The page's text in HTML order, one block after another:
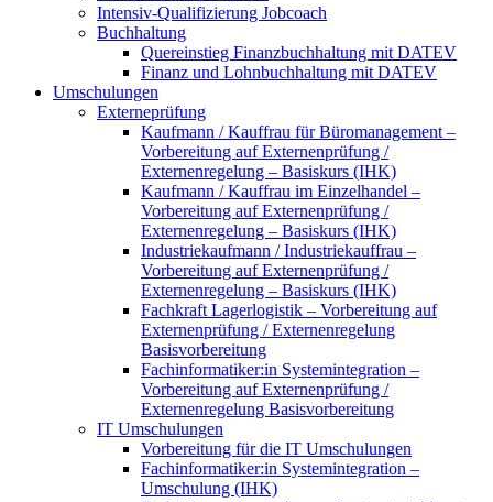
Intensiv-Qualifizierung Jobcoach
Buchhaltung
Quereinstieg Finanzbuchhaltung mit DATEV
Finanz und Lohnbuchhaltung mit DATEV
Umschulungen
Externeprüfung
Kaufmann / Kauffrau für Büromanagement –
Vorbereitung auf Externenprüfung /
Externenregelung – Basiskurs (IHK)
Kaufmann / Kauffrau im Einzelhandel –
Vorbereitung auf Externenprüfung /
Externenregelung – Basiskurs (IHK)
Industriekaufmann / Industriekauffrau –
Vorbereitung auf Externenprüfung /
Externenregelung – Basiskurs (IHK)
Fachkraft Lagerlogistik – Vorbereitung auf
Externenprüfung / Externenregelung
Basisvorbereitung
Fachinformatiker:in Systemintegration –
Vorbereitung auf Externenprüfung /
Externenregelung Basisvorbereitung
IT Umschulungen
Vorbereitung für die IT Umschulungen
Fachinformatiker:in Systemintegration –
Umschulung (IHK)